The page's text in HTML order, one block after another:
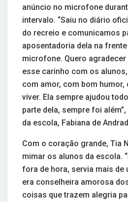
anúncio no microfone
intervalo. “Saiu no diário
do recreio e comunicamos
aposentadoria dela na
microfone. Quero
esse carinho com os
com amor, com bom humor,
viver. Ela sempre ajudou
parte dela, sempre foi
da escola, Fabiana de
Com o coração grande, Tia
mimar os alunos da escola.
fora de hora, servia mais de
era conselheira amorosa
coisas que trazem alegria